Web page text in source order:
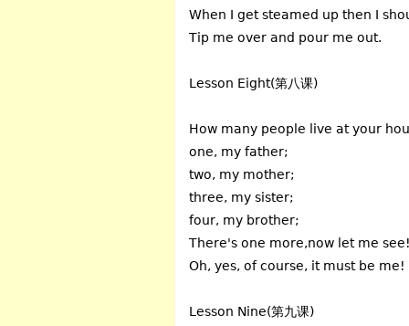
When I get steamed up then I
Tip me over and pour me out.
Lesson Eight(第八课)
How many people live at your
one, my father;
two, my mother;
three, my sister;
four, my brother;
There's one more,now let me see!
Oh, yes, of course, it must be me!
Lesson Nine(第九课)